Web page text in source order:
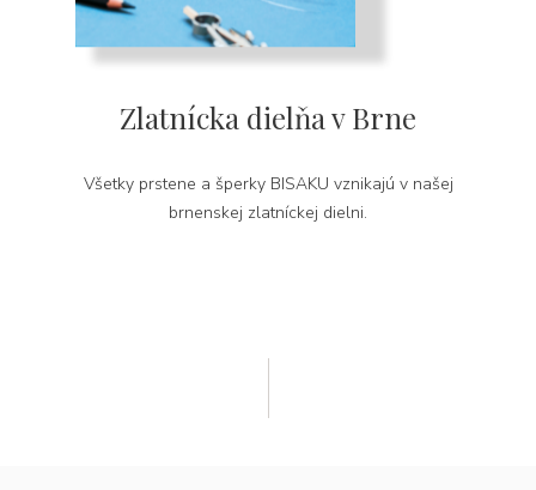
Zlatnícka dielňa v Brne
Všetky prstene a šperky BISAKU vznikajú v našej
brnenskej zlatníckej dielni.